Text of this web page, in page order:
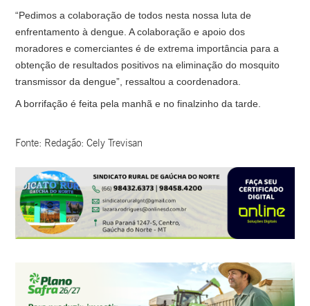
“Pedimos a colaboração de todos nesta nossa luta de
enfrentamento à dengue. A colaboração e apoio dos
moradores e comerciantes é de extrema importância para a
obtenção de resultados positivos na eliminação do mosquito
transmissor da dengue”, ressaltou a coordenadora.
A borrifação é feita pela manhã e no finalzinho da tarde.
Fonte: Redação: Cely Trevisan